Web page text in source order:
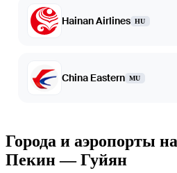
Hainan Airlines HU
China Eastern MU
Города и аэропорты
Пекин — Гуйян